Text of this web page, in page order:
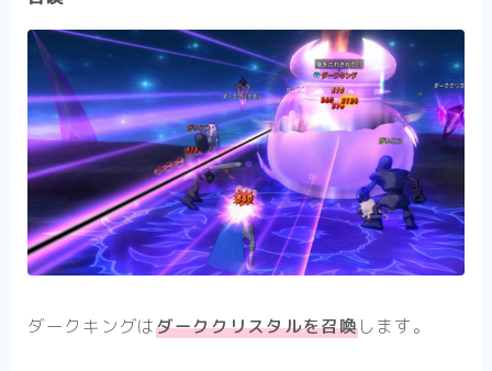
ダークキングはダーククリスタルを召喚します。